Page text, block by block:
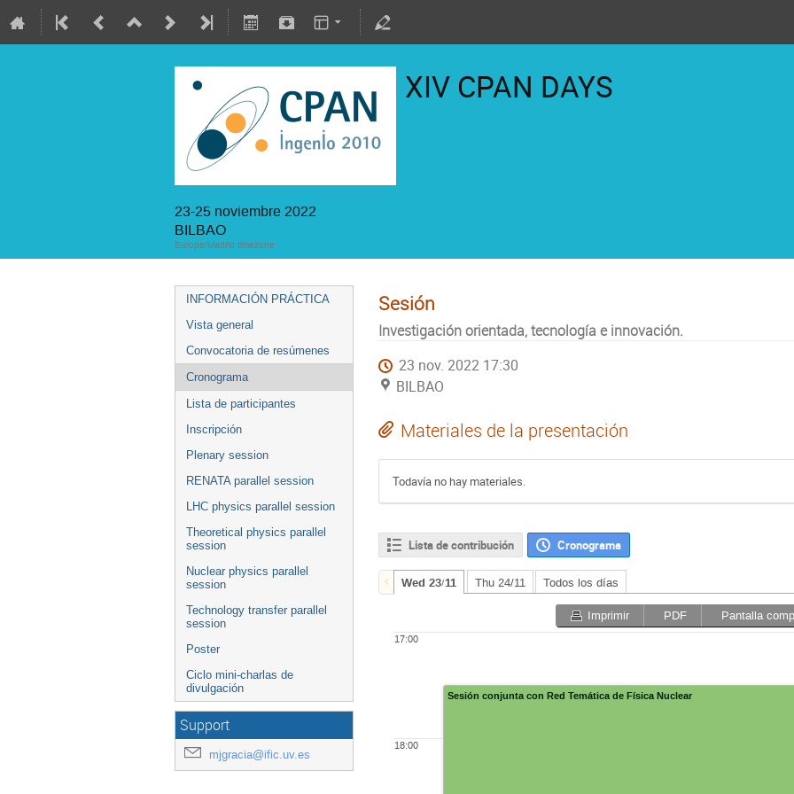
XIV CPAN DAYS
23-25 noviembre 2022
BILBAO
Europe/Madrid timezone
INFORMACIÓN PRÁCTICA
Vista general
Convocatoria de resúmenes
Cronograma
Lista de participantes
Inscripción
Plenary session
RENATA parallel session
LHC physics parallel session
Theoretical physics parallel
session
Nuclear physics parallel
session
Technology transfer parallel
session
Poster
Ciclo mini-charlas de
divulgación
Support
mjgracia@ific.uv.es
Sesión
Investigación orientada, tecnología e innovación.
23 nov. 2022 17:30
BILBAO
Materiales de la presentación
Todavía no hay materiales.
Lista de contribución Cronograma
Wed 23/11 Thu 24/11 Todos los días
Imprimir PDF Pantalla
17:00
18:00
Sesión conjunta con Red Temática de Física Nuclear